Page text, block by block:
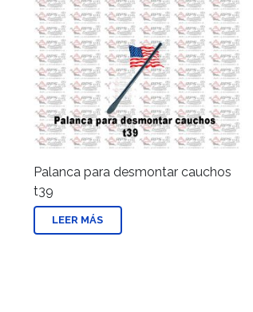
Palanca para desmontar cauchos
t39
LEER MÁS